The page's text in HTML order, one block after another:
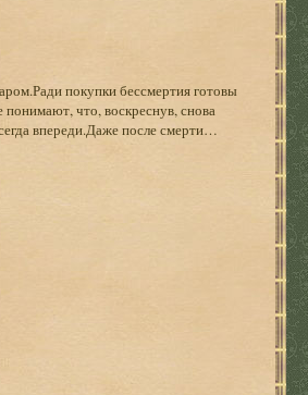
покупки бессмертия готовы
что, воскреснув, снова
впереди.Даже после смерти…